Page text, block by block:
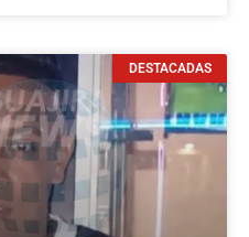
DESTACADAS